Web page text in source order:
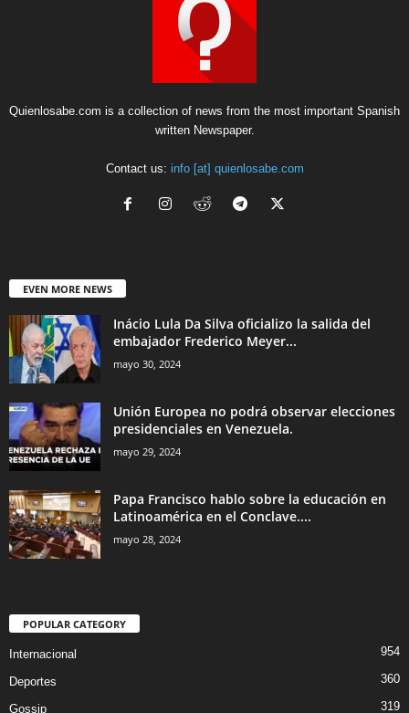
Quienlosabe.com is a collection of news from the most important Spanish
written Newspaper.
Contact us: info [at] quienlosabe.com
EVEN MORE NEWS
Inácio Lula Da Silva oficializo la salida del
embajador Frederico Meyer...
mayo 30, 2024
Unión Europea no podrá observar elecciones
presidenciales en Venezuela.
mayo 29, 2024
Papa Francisco hablo sobre la educación en
Latinoamérica en el Conclave....
mayo 28, 2024
POPULAR CATEGORY
Internacional 954
Deportes 360
Gossip 319